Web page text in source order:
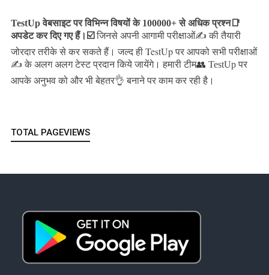
TestUp वेबसाइट पर विभिन्न विषयों के 100000+ से अधिक प्रश्न📑
अपडेट कर दिए गए हैं। ☑️ जिनसे अपनी आगामी परीक्षाओं✍️ की तैयारी
जोरदार तरीके से कर सकते हैं।जल्द ही TestUp पर आपको सभी परीक्षाओं
✍️ के अलग अलग टेस्ट प्रदान किये जायेंगे। हमारी टीम👥 TestUp पर
आपके अनुभव को और भी बेहतर👌 बनाने पर काम कर रही है।
TOTAL PAGEVIEWS